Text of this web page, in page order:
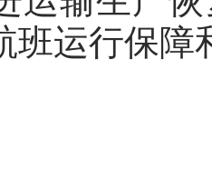
班运行保障